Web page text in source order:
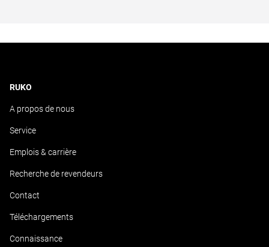
RUKO
A propos de nous
Service
Emplois & carrière
Recherche de revendeurs
Contact
Téléchargements
Connaissance